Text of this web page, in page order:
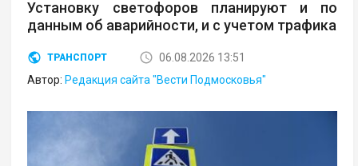
Установку светофоров планируют и по
данным об аварийности, и с учетом трафика
ТРАНСПОРТ
06.08.2026 13:51
Автор: Редакция сайта "Вести Подмосковья"